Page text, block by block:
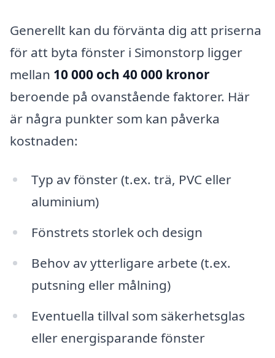
Generellt kan du förvänta dig att priserna
för att byta fönster i Simonstorp ligger
mellan 10 000 och 40 000 kronor
beroende på ovanstående faktorer. Här
är några punkter som kan påverka
kostnaden:
Typ av fönster (t.ex. trä, PVC eller
aluminium)
Fönstrets storlek och design
Behov av ytterligare arbete (t.ex.
putsning eller målning)
Eventuella tillval som säkerhetsglas
eller energisparande fönster